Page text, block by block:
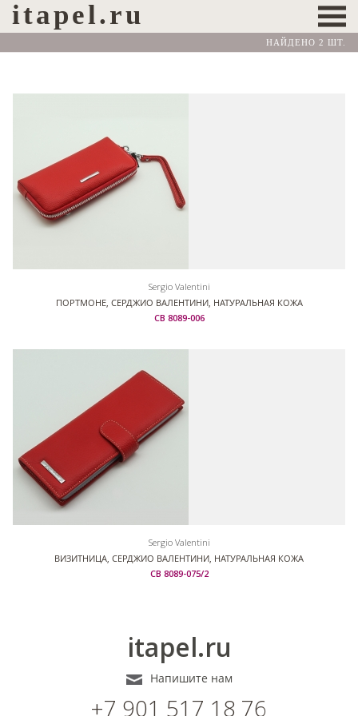
itapel.ru
НАЙДЕНО 2 ШТ.
Sergio Valentini
ПОРТМОНЕ, СЕРДЖИО ВАЛЕНТИНИ, НАТУРАЛЬНАЯ КОЖА
СВ 8089-006
Sergio Valentini
ВИЗИТНИЦА, СЕРДЖИО ВАЛЕНТИНИ, НАТУРАЛЬНАЯ КОЖА
СВ 8089-075/2
itapel.ru
Напишите нам
+7 901 517 18 76